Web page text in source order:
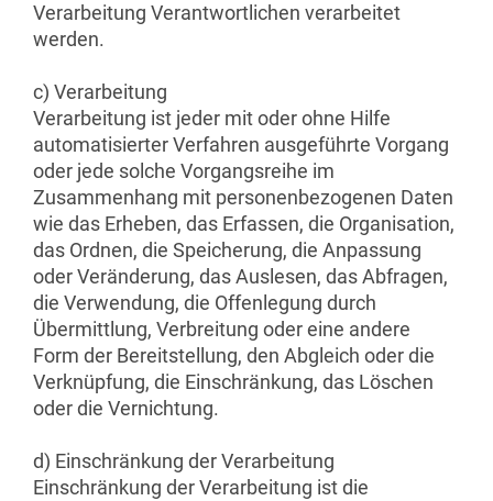
Verarbeitung Verantwortlichen verarbeitet
werden.
c) Verarbeitung
Verarbeitung ist jeder mit oder ohne Hilfe
automatisierter Verfahren ausgeführte Vorgang
oder jede solche Vorgangsreihe im
Zusammenhang mit personenbezogenen Daten
wie das Erheben, das Erfassen, die Organisation,
das Ordnen, die Speicherung, die Anpassung
oder Veränderung, das Auslesen, das Abfragen,
die Verwendung, die Offenlegung durch
Übermittlung, Verbreitung oder eine andere
Form der Bereitstellung, den Abgleich oder die
Verknüpfung, die Einschränkung, das Löschen
oder die Vernichtung.
d) Einschränkung der Verarbeitung
Einschränkung der Verarbeitung ist die